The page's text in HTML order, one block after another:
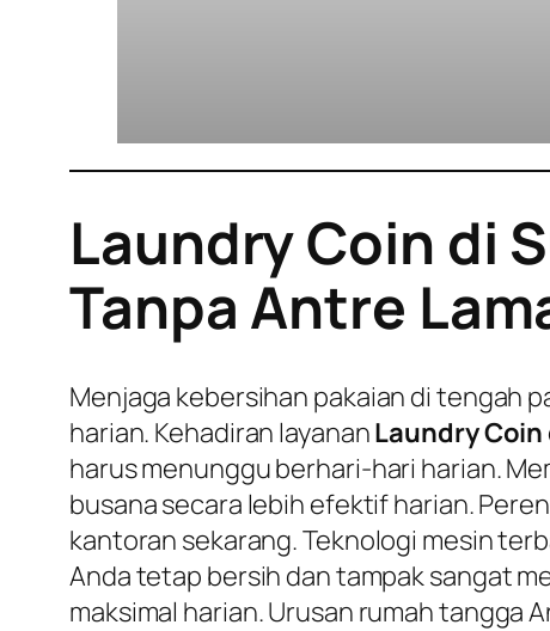
Laundry Coin di
Tanpa Antre
Menjaga kebersihan pakaian di tengah
harian. Kehadiran layananLaundry Coin
harus menunggu berhari-hari harian.
busana secara lebih efektif harian.
kantoran sekarang. Teknologi mesin
Anda tetap bersih dan tampak sangat
maksimal harian. Urusan rumah tangga